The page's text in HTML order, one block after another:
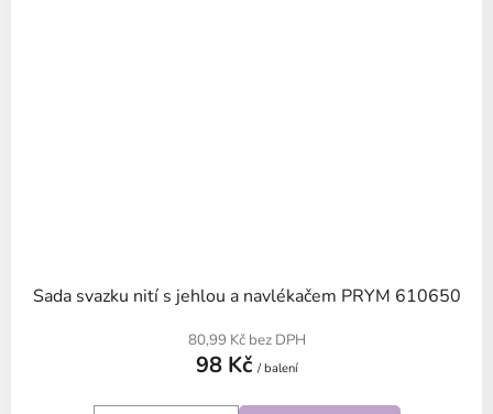
Sada svazku nití s jehlou a navlékačem PRYM 610650
80,99 Kč bez DPH
98 Kč / balení